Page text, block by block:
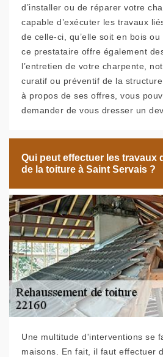
d’installer ou de réparer votre
capable d’exécuter les travaux
de celle-ci, qu’elle soit en bois ou
ce prestataire offre également
l’entretien de votre charpente,
curatif ou préventif de la
à propos de ses offres, vous
demander de vous dresser un
Qui peut effectuer les travaux
de la toiture à Saint Servais ?
Une multitude d'interventions se
maisons. En fait, il faut effectuer